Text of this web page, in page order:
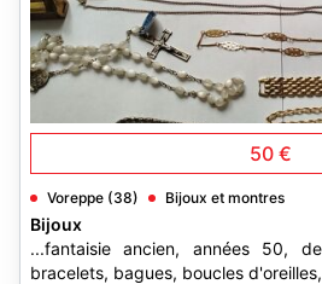
50 €
Voreppe (38) Bijoux et montres
Bijoux
...fantaisie ancien, années 50,
bracelets, bagues, boucles